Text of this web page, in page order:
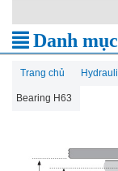
Danh mục
Trang chủ
Bearing H63